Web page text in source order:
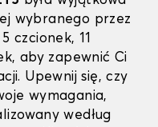
wybranego przez
czcionek, 11
aby zapewnić Ci
Upewnij się, czy
wymagania,
według